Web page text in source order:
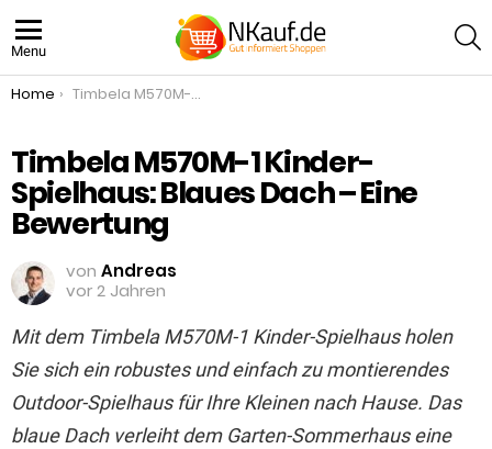
Menu
You are here:
Home Timbela M570M-1 Kinder-Spielhaus: Blaues Dach – Eine Bewertung
Timbela M570M-1 Kinder-
Spielhaus: Blaues Dach – Eine
Bewertung
von Andreas
vor 2 Jahren
Mit dem Timbela M570M-1 Kinder-Spielhaus holen
Sie sich ein robustes und einfach zu montierendes
Outdoor-Spielhaus für Ihre Kleinen nach Hause. Das
blaue Dach verleiht dem Garten-Sommerhaus eine